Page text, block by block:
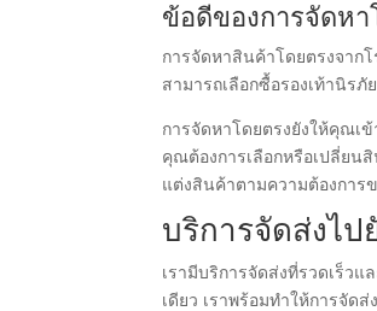
ข้อดีของการจัดหา
การจัดหาสินค้าโดยตรงจาก
สามารถเลือกซื้อรองเท้านิร
การจัดหาโดยตรงยังให้คุณเ
คุณต้องการเลือกหรือเปลี่ยน
แต่งสินค้าตามความต้องการ
บริการจัดส่งไป
เรามีบริการจัดส่งที่รวดเร็ว
เดียว เราพร้อมทำให้การจั